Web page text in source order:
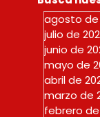
agosto de
julio de
junio de
mayo de
abril de
marzo de
febrero de